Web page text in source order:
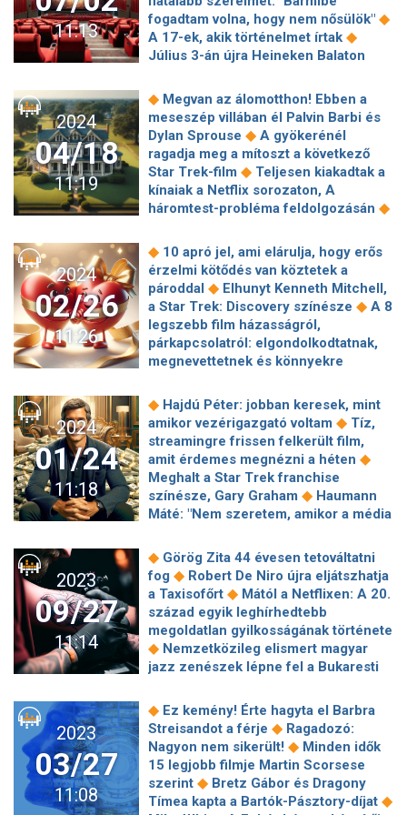
okoztak
Reisz Gábor filmje nyerte a wroclawi
filmfesztivál fődíját◆Videók kerültek
elő Francis Ford Coppoláról és női
◆
kikbox-világbajnok◆"William Shatner
azzal kezdte, hogy gyűlöli a
forgatókönyvet" – interjú a legendás
Star Trek-rendezővel, Nicholas
Meyerrel
11:13
fogadtam volna, hogy nem nősülök" ◆
A 17-ek, akik történelmet írtak ◆
Július 3-án újra Heineken Balaton
korlátozott életidőnkkel? – erre ad
választ Michael Ende ◆ Jim Carrey
grimaszai letarolták Hollywoodot
◆
cyberpunk alapműve egy írógépen
született 40 évvel ezelőtt ◆ Az új
Hellboy első trailere alapján inkább
horrorra számíthatunk szuperhősfilm
◆ Különleges lett Herendi
Wahlberg kopaszodó bérgyilkosként
sziporkázik Mel Gibson új filmjében
5 kultikus sci-fi-sorozat, ami piszok
rosszul öregedett
2024
04/18
11:19
◆ Megvan az álomotthon! Ebben a
meseszép villában él Palvin Barbi és
Dylan Sprouse ◆ A gyökerénél
ragadja meg a mítoszt a következő
Star Trek-film ◆ Teljesen kiakadtak a
kínaiak a Netflix sorozaton, A
háromtest-probléma feldolgozásán ◆
kiégnek Magyarország
legfelkapottabb koncertfotósai ◆
Sötét égboltok: Ha jönnek az
idegenek ◆
Nagy Sanyi otthagyta a
Madách Színházat ◆ Színdarab
készül Karsai Dániel történetéből
◆
Hamarosan érkezik a Deadpool &
Rozsomák ◆ 5 örökségfolytatás, amit
vagy az eredeti filmek rajongója◆
Megnéznéd a felújított Beatles-
dokut? 4 könyvet ajánlunk mellé, amit
minden rajongónak olvasni kell◆
Jelenetek, melyek közben garantált a
szekunder szégyen
2024
02/26
11:26
◆ 10 apró jel, ami elárulja, hogy erős
érzelmi kötődés van köztetek a
pároddal ◆ Elhunyt Kenneth Mitchell,
a Star Trek: Discovery színésze ◆ A 8
legszebb film házasságról,
párkapcsolatról: elgondolkodtatnak,
megnevettetnek és könnyekre
űrlényként vált ismertté és a nézők
kedvencévé ◆ Elhunyt Hunyadkürti
György színművész ◆ Alföldi Róbert:
Az ügynök halálában benne van a
hétköznapi ember küzdelme és
reménytelensége, ami most még
aktuálisabb ◆ Akkorát ment a
Saltburn, hogy sokan betörnek a
divatpillanat - újra együtt Az ördög
Pradát visel főszereplői◆ 11 karakter,
aki új szintre emelt egy sorozatot ◆
Erősen álmodók – beszélgetés
Száger Zsuzsannával és Urbanovits
Krisztinával◆Nekik találkozni kellett:
az idei David Bowie-emlékest témája
2024
01/24
11:18
◆ Hajdú Péter: jobban keresek, mint
amikor vezérigazgató voltam ◆ Tíz,
streamingre frissen felkerült film,
amit érdemes megnézni a héten ◆
Meghalt a Star Trek franchise
színésze, Gary Graham ◆ Haumann
Máté: "Nem szeretem, amikor a média
művészetből" ◆Új nagyjátékfilmmel
jelentkezik Szőke András
◆13
jelöléssel az Oppenheimer az idei
Oscar legnagyobb esélyese ◆
idén kijön a Squid Game második
évada ◆ Napi 200 szerelmes levelet
kapott a főbetyár a rajongóktól◆
Lator László elvesztett édenkertje ◆
várományos is van!◆„Nincs olyan,
hogy rossz játék” – Győri Zoltán a
Lírástudók vendége
2023
09/27
11:14
◆ Görög Zita 44 évesen tetováltatni
fog ◆ Robert De Niro újra eljátszhatja
a Taxisofőrt ◆ Mától a Netflixen: A 20.
század egyik leghírhedtebb
megoldatlan gyilkosságának története
◆ Nemzetközileg elismert magyar
jazz zenészek lépne fel a Bukaresti
kisgyereken bukott el egy mozifilm -
Az alkotó ◆ Borbély Szilárd: Egyre
rövidebb szavak – 10 ezer
példányban ingyenes◆ Bödőcs:
Rossz látni, hogy türk basánk úgy
nézi a cárevicset, ahogy Komár Laci
2023
03/27
11:08
◆ Ez kemény! Érte hagyta el Barbra
Streisandot a férje ◆ Ragadozó:
Nagyon nem sikerült! ◆ Minden idők
15 legjobb filmje Martin Scorsese
szerint ◆ Bretz Gábor és Dragony
Tímea kapta a Bartók-Pásztory-díjat ◆